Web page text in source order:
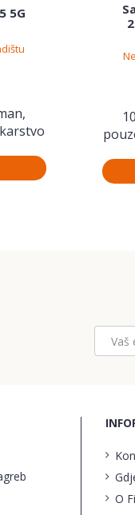
5G
O